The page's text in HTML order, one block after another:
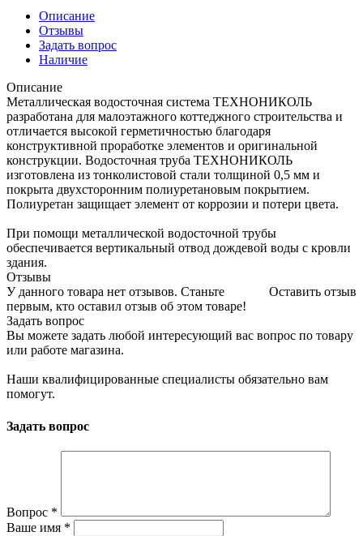
Описание
Отзывы
Задать вопрос
Наличие
Описание
Металлическая водосточная система ТЕХНОНИКОЛЬ
разработана для малоэтажного коттеджного строительства и
отличается высокой герметичностью благодаря
конструктивной проработке элементов и оригинальной
конструкции. Водосточная труба ТЕХНОНИКОЛЬ
изготовлена из тонколистовой стали толщиной 0,5 мм и
покрыта двухсторонним полиуретановым покрытием.
Полиуретан защищает элемент от коррозии и потери цвета.
При помощи металлической водосточной трубы
обеспечивается вертикальный отвод дождевой воды с кровли
здания.
Отзывы
Оставить отзыв
У данного товара нет отзывов. Станьте
первым, кто оставил отзыв об этом товаре!
Задать вопрос
Вы можете задать любой интересующий вас вопрос по товару
или работе магазина.
Наши квалифицированные специалисты обязательно вам
помогут.
Задать вопрос
Вопрос *
Ваше имя *